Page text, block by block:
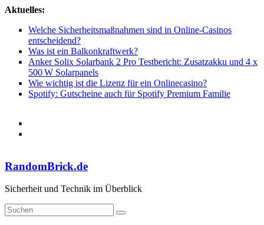
Zum
springen
Aktuelles:
Welche Sicherheitsmaßnahmen sind in Online-Casinos
entscheidend?
Was ist ein Balkonkraftwerk?
Anker Solix Solarbank 2 Pro Testbericht: Zusatzakku und 4 x
500 W Solarpanels
Wie wichtig ist die Lizenz für ein Onlinecasino?
Spotify: Gutscheine auch für Spotify Premium Familie
RandomBrick.de
Sicherheit und Technik im Überblick